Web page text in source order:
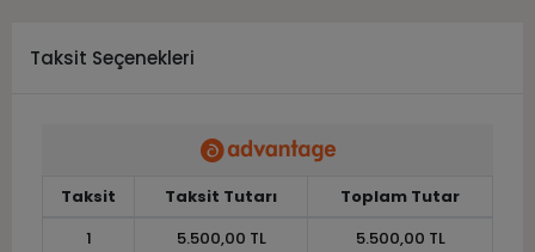
Taksit Seçenekleri
Taksit Taksit Tutarı
Toplam Tutar
1
5.500,00 TL
5.500,00 TL